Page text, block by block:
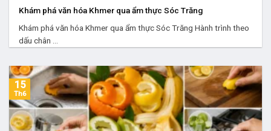
Khám phá văn hóa Khmer qua ẩm thực Sóc Trăng
Khám phá văn hóa Khmer qua ẩm thực Sóc Trăng Hành trình theo
dấu chân ...
15
Th6